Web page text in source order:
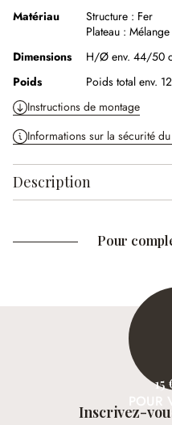
Matériau
Structure : Fer
Plateau :
Dimensions
H/Ø env. 44/50
Poids
Poids total env.
Instructions de montage
Informations sur la sécurité
Description
Pour
15
POUR
Inscrivez-